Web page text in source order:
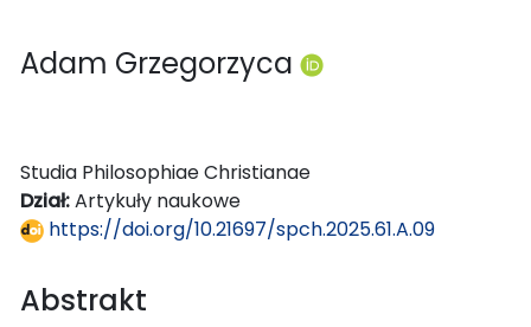
Adam Grzegorzyca
Studia Philosophiae Christianae
Dział:Artykuły naukowe
https://doi.org/10.21697/spch.2025.61.A.09
Abstrakt